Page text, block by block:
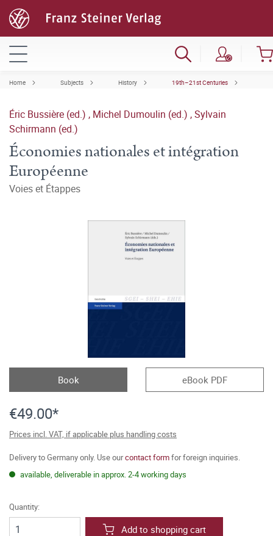
Home Subjects History 19th–21st Centuries
Éric Bussière (ed.) , Michel Dumoulin (ed.) ,Sylvain
Schirmann (ed.)
Économies nationales et intégration
Européenne
Voies et Étappes
Book eBook PDF
€49.00*
Prices incl. VAT, if applicable plus handling costs
Delivery to Germany only. Use ourcontact formfor foreign inquiries.
available, deliverable in approx. 2-4 working days
Quantity:
Add to shopping cart